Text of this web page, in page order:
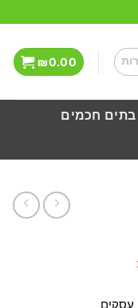
₪0.00
בתים חכמים